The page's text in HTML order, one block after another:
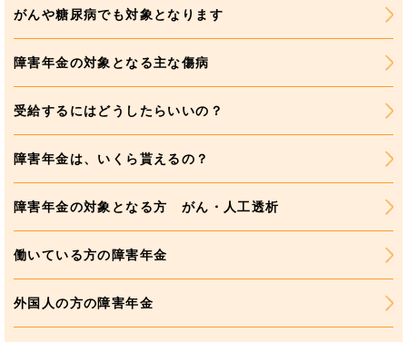
がんや糖尿病でも対象となります
障害年金の対象となる主な傷病
受給するにはどうしたらいいの？
障害年金は、いくら貰えるの？
障害年金の対象となる方 がん・人工透析
働いている方の障害年金
外国人の方の障害年金